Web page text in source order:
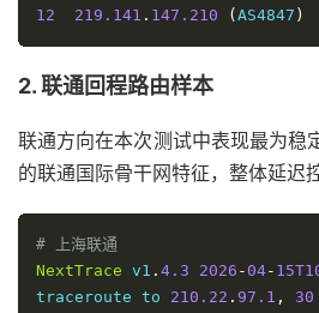
12
219.141 . 147.210 ( AS4847 )
2. 联通回程路由样本
联通方向在本次测试中表现最为稳
的联通国际骨干网特征，整体延迟
# 上海联通
NextTrace v1 . 4.3 2026 -04-
traceroute to 210.22 . 97.1 , 30